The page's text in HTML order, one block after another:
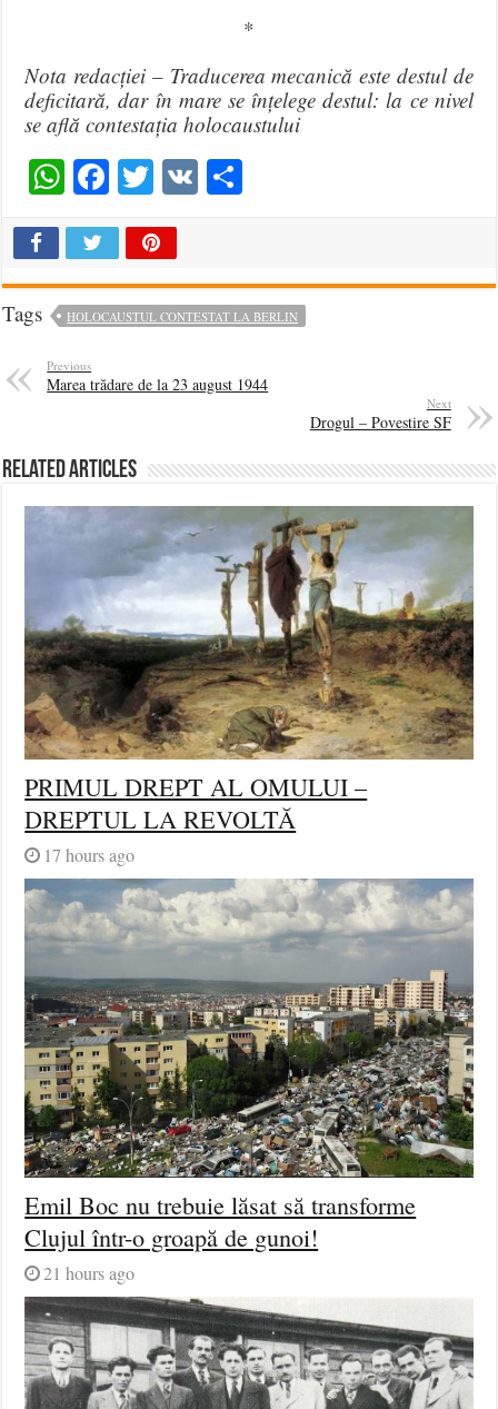
*
Nota redacției – Traducerea mecanică este destul de
deficitară, dar în mare se înțelege destul: la ce nivel
se află contestația holocaustului
WhatsApp
Facebook
Twitter
VK
Tags HOLOCAUSTUL CONTESTAT LA BERLIN
Previous
Marea trădare de la 23 august 1944
Next
Drogul – Povestire SF
Related Articles
PRIMUL DREPT AL OMULUI –
DREPTUL LA REVOLTĂ
17 hours ago
Emil Boc nu trebuie lăsat să transforme
Clujul într-o groapă de gunoi!
21 hours ago